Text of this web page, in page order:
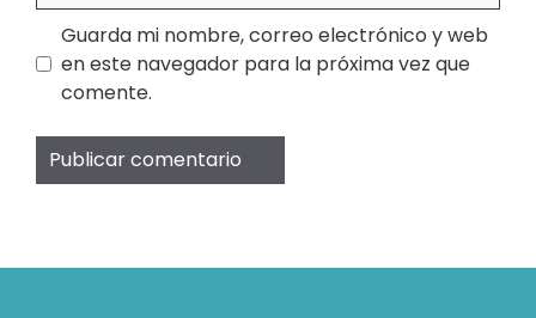
Guarda mi nombre, correo electrónico y web
en este navegador para la próxima vez que
comente.